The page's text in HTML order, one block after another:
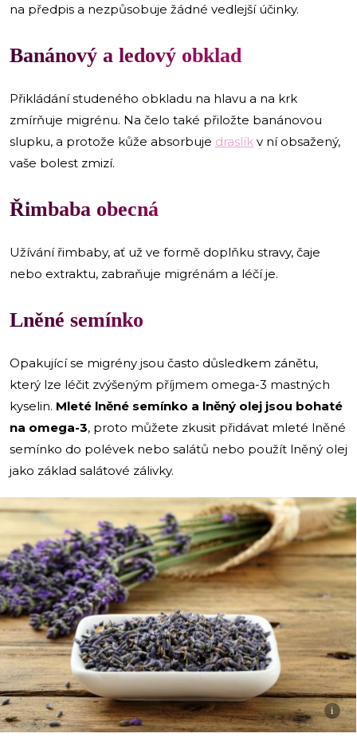
na předpis a nezpůsobuje žádné vedlejší účinky.
Banánový a ledový obklad
Přikládání studeného obkladu na hlavu a na krk
zmírňuje migrénu. Na čelo také přiložte banánovou
slupku, a protože kůže absorbuje draslík v ní obsažený,
vaše bolest zmizí.
Řimbaba obecná
Užívání řimbaby, ať už ve formě doplňku stravy, čaje
nebo extraktu, zabraňuje migrénám a léčí je.
Lněné semínko
Opakující se migrény jsou často důsledkem zánětu,
který lze léčit zvýšeným příjmem omega-3 mastných
kyselin. Mleté lněné semínko a lněný olej jsou bohaté
na omega-3, proto můžete zkusit přidávat mleté lněné
semínko do polévek nebo salátů nebo použít lněný olej
jako základ salátové zálivky.
i